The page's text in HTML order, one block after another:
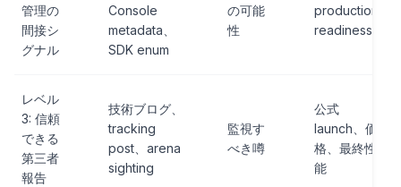
管理の
間接シ
グナル
Console
metadata、
SDK enum
の可能
性
production
readiness
レベル
3: 信頼
できる
第三者
報告
技術ブログ、
tracking
post、arena
sighting
監視す
べき噂
公式
launch、価
格、最終性
能